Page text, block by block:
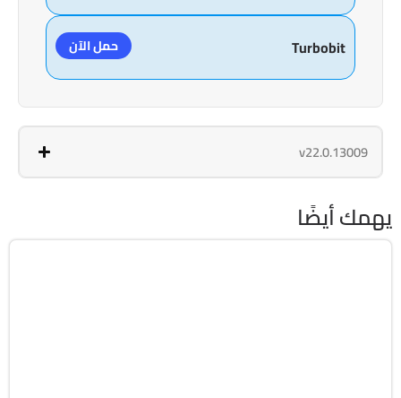
Turbobit حمل الآن
v22.0.13009
يهمك أيضًا